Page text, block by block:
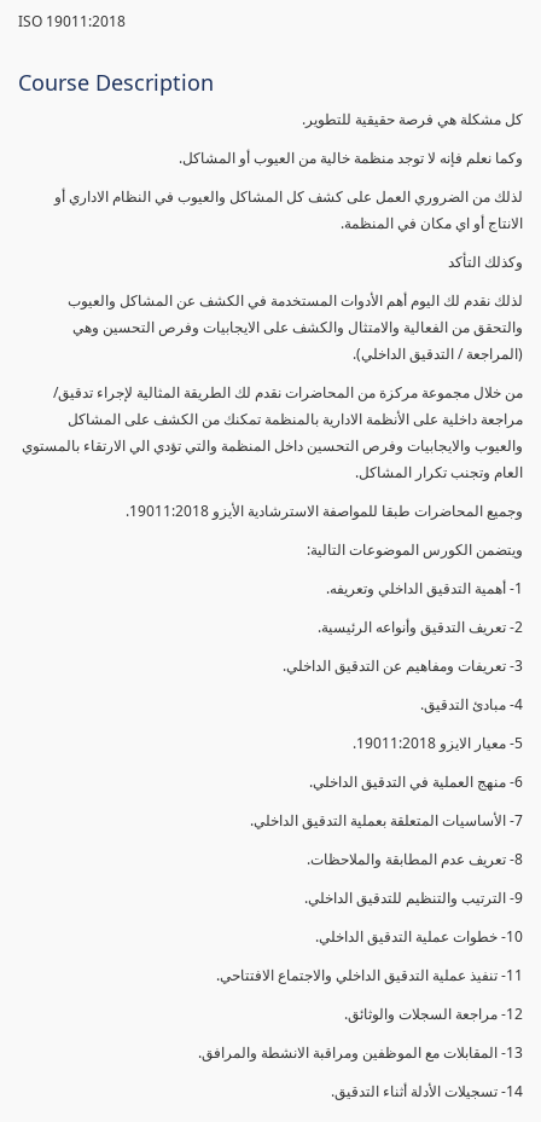
ISO 19011:2018
Course Description
كل مشكلة هي فرصة حقيقية للتطوير.
وكما نعلم فإنه لا توجد منظمة خالية من العيوب أو المشاكل.
لذلك من الضروري العمل على كشف كل المشاكل والعيوب في النظام الاداري أو
الانتاج أو اي مكان في المنظمة.
وكذلك التأكد
لذلك نقدم لك اليوم أهم الأدوات المستخدمة في الكشف عن المشاكل والعيوب
والتحقق من الفعالية والامتثال والكشف على الايجابيات وفرص التحسين وهي
(المراجعة / التدقيق الداخلي).
من خلال مجموعة مركزة من المحاضرات نقدم لك الطريقة المثالية لإجراء تدقيق/
مراجعة داخلية على الأنظمة الادارية بالمنظمة تمكنك من الكشف على المشاكل
والعيوب والايجابيات وفرص التحسين داخل المنظمة والتي تؤدي الي الارتقاء بالمستوي
العام وتجنب تكرار المشاكل.
وجميع المحاضرات طبقا للمواصفة الاسترشادية الأيزو 19011:2018.
ويتضمن الكورس الموضوعات التالية:
1- أهمية التدقيق الداخلي وتعريفه.
2- تعريف التدقيق وأنواعه الرئيسية.
3- تعريفات ومفاهيم عن التدقيق الداخلي.
4- مبادئ التدقيق.
5- معيار الايزو 19011:2018.
6- منهج العملية في التدقيق الداخلي.
7- الأساسيات المتعلقة بعملية التدقيق الداخلي.
8- تعريف عدم المطابقة والملاحظات.
9- الترتيب والتنظيم للتدقيق الداخلي.
10- خطوات عملية التدقيق الداخلي.
11- تنفيذ عملية التدقيق الداخلي والاجتماع الافتتاحي.
12- مراجعة السجلات والوثائق.
13- المقابلات مع الموظفين ومراقبة الانشطة والمرافق.
14- تسجيلات الأدلة أثناء التدقيق.